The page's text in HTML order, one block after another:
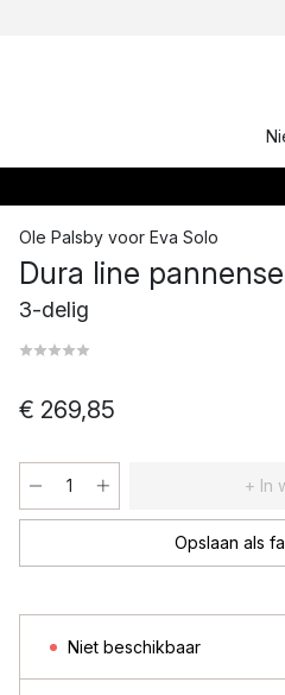
Ole Palsby voor Eva Solo
Dura line
3-delig
€ 269,85
+ In
Opslaan als
Niet beschikbaar